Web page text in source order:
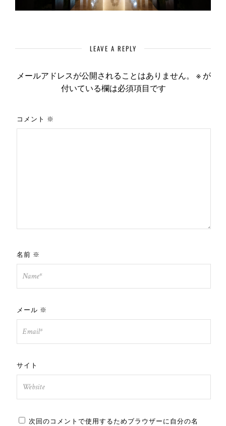
LEAVE A REPLY
メールアドレスが公開されることはありません。 ※が
付いている欄は必須項目です
コメント ※
名前 ※
メール ※
サイト
次回のコメントで使用するためブラウザーに自分の名